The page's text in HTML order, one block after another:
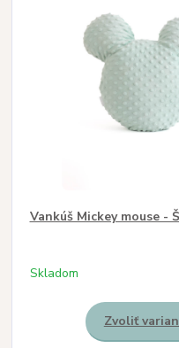
Vankúš Mickey mouse -
Skladom
Zvoliť